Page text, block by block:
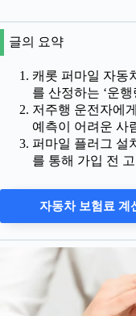
글의 요약
캐롯 퍼마일 자동
를 산정하는 ‘운
저주행 운전자에
예측이 어려운 사
퍼마일 플러그 설
를 통해 가입 전
자동차 보험료 계